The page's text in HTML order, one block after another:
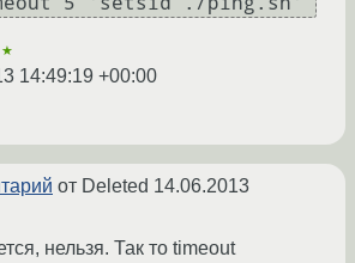
★
14:49:19 +00:00
от Deleted 14.06.2013
нельзя. Так то timeout